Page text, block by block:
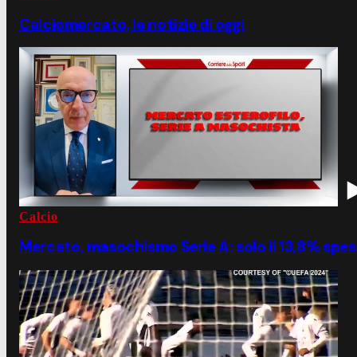
Calciomercato, le notizie di oggi
Calcio
Mercato, masochismo Serie A: solo il 13,8%